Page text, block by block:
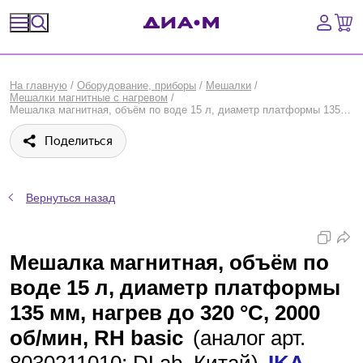
Оборудование, приборы
Расходные материалы, пластик, стекло
Библиотека
Войти
Сравнение
На главную / Оборудование, приборы / Мешалки /
Мешалки магнитные с нагревом /
Мешалка магнитная, объём по воде 15 л, диаметр платформы 135 мм, нагрев до 320 °С, 2000 об/мин, RH basic, IKA
Поделиться
Вернуться назад
Мешалка магнитная, объём по
воде 15 л, диаметр платформы
135 мм, нагрев до 320 °С, 2000
об/мин, RH basic (аналог арт.